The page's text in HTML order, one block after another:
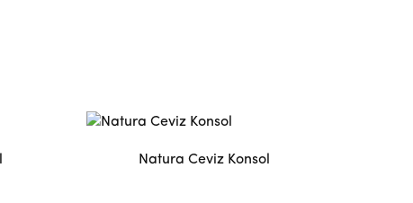
Natura Ceviz Konsol